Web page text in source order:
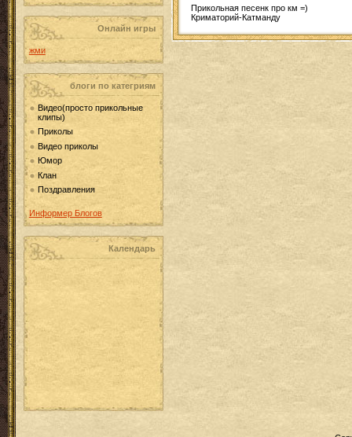
Онлайн игры
жми
блоги по категриям
Видео(просто прикольные
клипы)
Приколы
Видео приколы
Юмор
Клан
Поздравления
Информер Блогов
Календарь
Прикольная песенк про км =)
Криматорий-Катманду